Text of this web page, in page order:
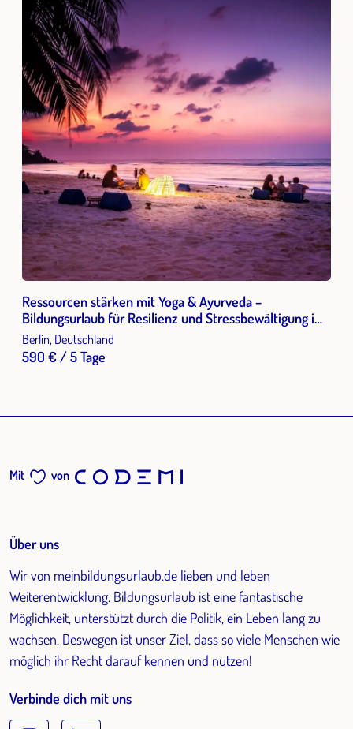
Ressourcen stärken mit Yoga & Ayurveda –
Bildungsurlaub für Resilienz und Stressbewältigung im
Berufsalltag
Berlin, Deutschland
590 € / 5 Tage
Mit von
Über uns
Wir von meinbildungsurlaub.de lieben und leben
Weiterentwicklung. Bildungsurlaub ist eine fantastische
Möglichkeit, unterstützt durch die Politik, ein Leben lang zu
wachsen. Deswegen ist unser Ziel, dass so viele Menschen wie
möglich ihr Recht darauf kennen und nutzen!
Verbinde dich mit uns